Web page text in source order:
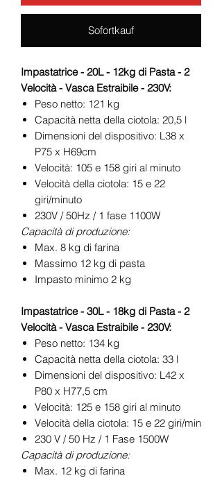
Sofortkauf
Impastatrice - 20L - 12kg di Pasta - 2
Velocità - Vasca Estraibile - 230V:
Peso netto: 121 kg
Capacità netta della ciotola: 20,5 l
Dimensioni del dispositivo: L38 x
P75 x H69cm
Velocità: 105 e 158 giri al minuto
Velocità della ciotola: 15 e 22
giri/minuto
230V / 50Hz / 1 fase 1100W
Capacità di produzione:
Max. 8 kg di farina
Massimo 12 kg di pasta
Impasto minimo 2 kg
Impastatrice - 30L - 18kg di Pasta - 2
Velocità - Vasca Estraibile - 230V:
Peso netto: 134 kg
Capacità netta della ciotola: 33 l
Dimensioni del dispositivo: L42 x
P80 x H77,5 cm
Velocità: 125 e 158 giri al minuto
Velocità della ciotola: 15 e 22 giri/min
230 V / 50 Hz / 1 Fase 1500W
Capacità di produzione:
Max. 12 kg di farina